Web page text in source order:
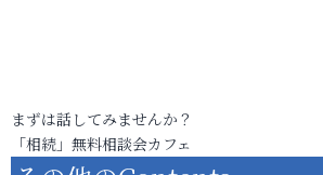
まずは話してみませんか？
「相続」無料相談会カフェ